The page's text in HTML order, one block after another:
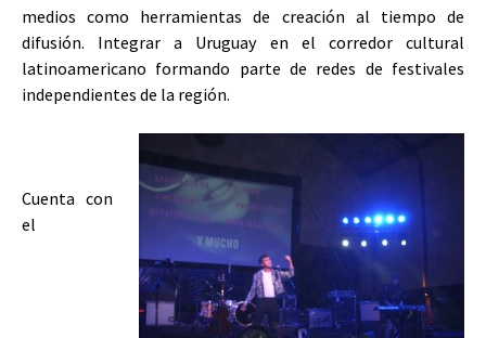
medios como herramientas de creación al tiempo de
difusión. Integrar a Uruguay en el corredor cultural
latinoamericano formando parte de redes de festivales
independientes de la región.
Cuenta con
el